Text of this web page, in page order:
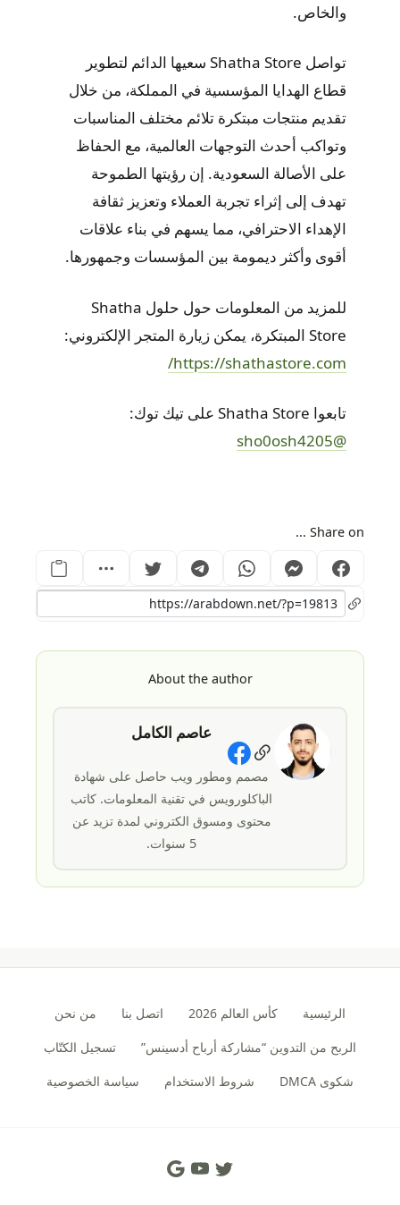
والخاص.
تواصل Shatha Store سعيها الدائم لتطوير
قطاع الهدايا المؤسسية في المملكة، من خلال
تقديم منتجات مبتكرة تلائم مختلف المناسبات
وتواكب أحدث التوجهات العالمية، مع الحفاظ
على الأصالة السعودية. إن رؤيتها الطموحة
تهدف إلى إثراء تجربة العملاء وتعزيز ثقافة
الإهداء الاحترافي، مما يسهم في بناء علاقات
أقوى وأكثر ديمومة بين المؤسسات وجمهورها.
للمزيد من المعلومات حول حلول Shatha
Store المبتكرة، يمكن زيارة المتجر الإلكتروني:
https://shathastore.com/
تابعوا Shatha Store على تيك توك:
@sho0osh4205
Share on ...
About the author
عاصم الكامل
Social Links
مصمم ومطور ويب حاصل على شهادة
الباكلورويس في تقنية المعلومات. كاتب
محتوى ومسوق الكتروني لمدة تزيد عن
5 سنوات.
الرئيسية كأس العالم 2026 اتصل بنا
من نحن
الربح من التدوين “مشاركة أرباح أدسينس”
تسجيل الكتّاب
شكوى DMCA
شروط الاستخدام سياسة الخصوصية
Social Links